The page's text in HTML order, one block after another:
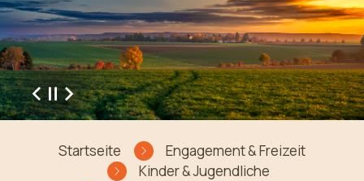
ZurückWeiter
Startseite
Engagement & Freizeit
Kinder & Jugendliche